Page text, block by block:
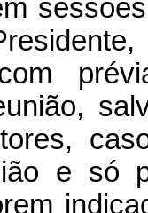
e só